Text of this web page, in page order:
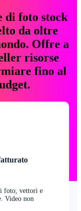
di foto stock
da oltre
Offre a
risorse
fino al
foto, vettori e
Video non